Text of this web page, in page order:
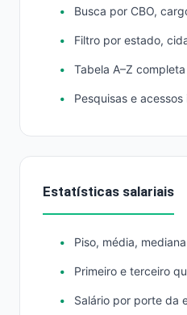
Busca por CBO,
Filtro por estado,
Tabela A–Z
Pesquisas e
Estatísticas salariais
Piso, média,
Primeiro e terceiro
Salário por porte da